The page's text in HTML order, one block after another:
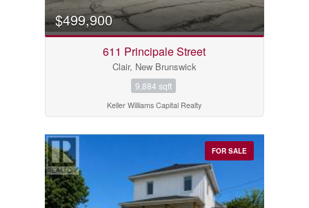
$499,900
611 Principale Street
Clair, New Brunswick
9,884 sqft
Keller Williams Capital Realty
FOR SALE